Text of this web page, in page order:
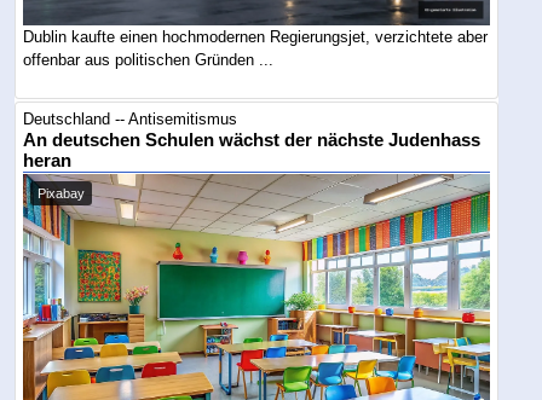
Dublin kaufte einen hochmodernen Regierungsjet, verzichtete aber
offenbar aus politischen Gründen ...
Deutschland -- Antisemitismus
An deutschen Schulen wächst der nächste Judenhass
heran
Pixabay